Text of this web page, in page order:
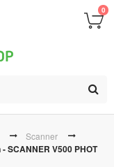
0
Scanner
SCANNER V500 PHOT